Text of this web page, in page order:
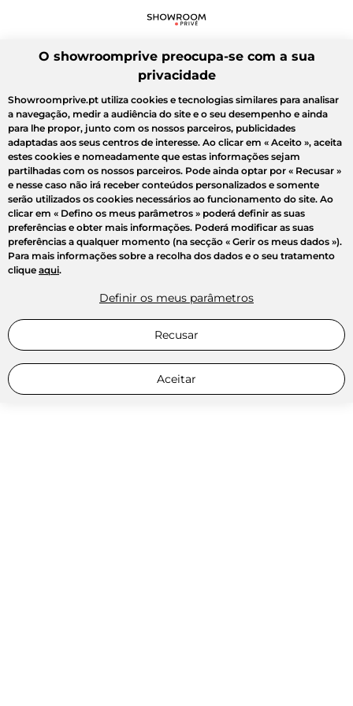
O showroomprive preocupa-se com a sua
privacidade
Showroomprive.pt utiliza cookies e tecnologias similares para analisar
a navegação, medir a audiência do site e o seu desempenho e ainda
para lhe propor, junto com os nossos parceiros, publicidades
adaptadas aos seus centros de interesse. Ao clicar em « Aceito », aceita
estes cookies e nomeadamente que estas informações sejam
partilhadas com os nossos parceiros. Pode ainda optar por « Recusar »
e nesse caso não irá receber conteúdos personalizados e somente
serão utilizados os cookies necessários ao funcionamento do site. Ao
clicar em « Defino os meus parâmetros » poderá definir as suas
preferências e obter mais informações. Poderá modificar as suas
preferências a qualquer momento (na secção « Gerir os meus dados »).
Para mais informações sobre a recolha dos dados e o seu tratamento
clique aqui.
Definir os meus parâmetros
Recusar
Aceitar